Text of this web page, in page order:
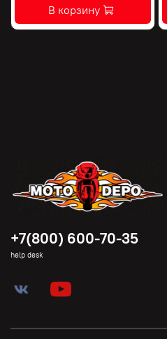
В корзину
+7(800) 600-70-35
help desk